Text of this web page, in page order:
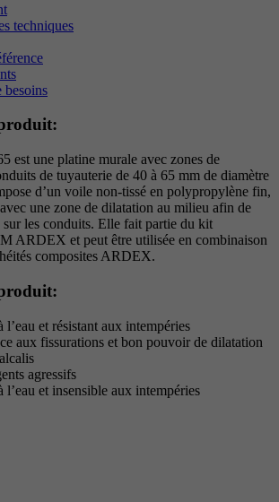
techniques
besoins
est une platine murale avec zones de
de tuyauterie de 40 à 65 mm de diamètre
d’un voile non-tissé en polypropylène fin,
une zone de dilatation au milieu afin de
les conduits. Elle fait partie du kit
ARDEX et peut être utilisée en combinaison
composites ARDEX.
l’eau et résistant aux intempéries
aux fissurations et bon pouvoir de dilatation
agressifs
l’eau et insensible aux intempéries
_GRECAPTCHA
Google reCAPTCHA
(_GRECAPTCHA), wenn es zum Zweck der
Risikoanalyse ausgeführt wird.